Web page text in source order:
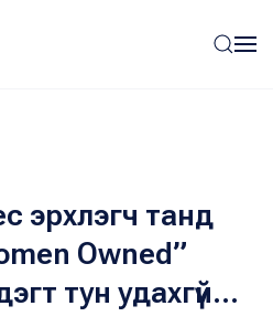
эрхлэгч танд
Owned”
тун удахгүй…